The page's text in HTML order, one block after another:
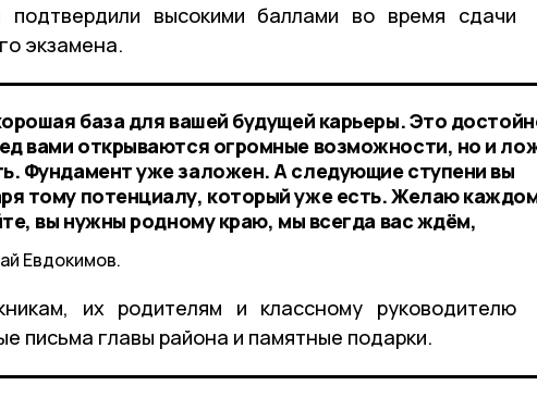
высокими баллами во время сдачи
экзамена.
база для вашей будущей карьеры. Это
вами открываются огромные возможности, но и
Фундамент уже заложен. А следующие ступени вы
тому потенциалу, который уже есть. Желаю
вы нужны родному краю, мы всегда вас ждём,
Евдокимов.
их родителям и классному руководителю
письма главы района и памятные подарки.